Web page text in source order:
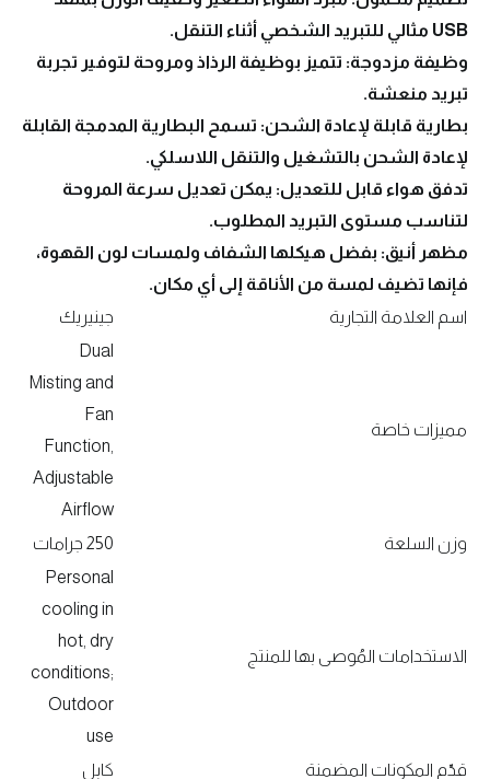
USB مثالي للتبريد الشخصي أثناء التنقل.
وظيفة مزدوجة: تتميز بوظيفة الرذاذ ومروحة لتوفير تجربة
تبريد منعشة.
بطارية قابلة لإعادة الشحن: تسمح البطارية المدمجة القابلة
لإعادة الشحن بالتشغيل والتنقل اللاسلكي.
تدفق هواء قابل للتعديل: يمكن تعديل سرعة المروحة
لتناسب مستوى التبريد المطلوب.
مظهر أنيق: بفضل هيكلها الشفاف ولمسات لون القهوة،
فإنها تضيف لمسة من الأناقة إلى أي مكان.
اسم العلامة التجارية
جينيريك
مميزات خاصة
Dual
Misting and
Fan
Function,
Adjustable
Airflow
وزن السلعة
250 جرامات
الاستخدامات المُوصى بها للمنتج
Personal
cooling in
hot, dry
conditions;
Outdoor
use
قدّم المكونات المضمنة
كابل